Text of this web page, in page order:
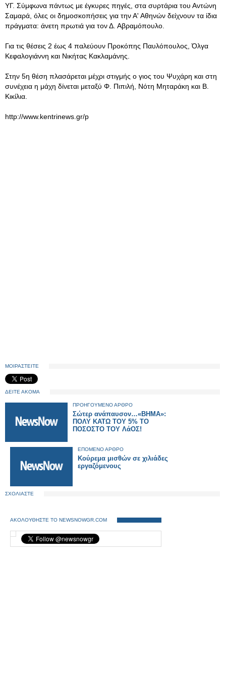
ΥΓ. Σύμφωνα πάντως με έγκυρες πηγές, στα συρτάρια του Αντώνη
Σαμαρά, όλες οι δημοσκοπήσεις για την Α' Αθηνών δείχνουν τα ίδια
πράγματα: άνετη πρωτιά για τον Δ. Αβραμόπουλο.
Για τις θέσεις 2 έως 4 παλεύουν Προκόπης Παυλόπουλος, Όλγα
Κεφαλογιάννη και Νικήτας Κακλαμάνης.
Στην 5η θέση πλασάρεται μέχρι στιγμής ο γιος του Ψυχάρη και στη
συνέχεια η μάχη δίνεται μεταξύ Φ. Πιπιλή, Νότη Μηταράκη και Β.
Κικίλια.
http://www.kentrinews.gr/p
ΜΟΙΡΑΣΤΕΙΤΕ
ΔΕΙΤΕ ΑΚΟΜΑ
ΠΡΟΗΓΟΥΜΕΝΟ ΑΡΘΡΟ
Σώτερ ανάπαυσον…«ΒΗΜΑ»:
ΠΟΛΥ ΚΑΤΩ ΤΟΥ 5% ΤΟ
ΠΟΣΟΣΤΟ ΤΟΥ ΛάΟΣ!
ΕΠΟΜΕΝΟ ΑΡΘΡΟ
Κούρεμα μισθών σε χιλιάδες
εργαζόμενους
ΣΧΟΛΙΑΣΤΕ
ΑΚΟΛΟΥΘΗΣΤΕ ΤΟ NEWSNOWGR.COM